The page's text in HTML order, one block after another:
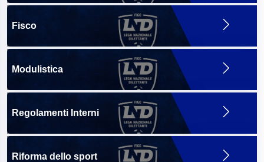
Fisco
Modulistica
Regolamenti Interni
Riforma dello sport